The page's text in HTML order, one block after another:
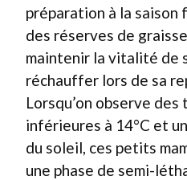
préparation à la saison
des réserves de
maintenir la vitalité de
réchauffer lors de sa
Lorsqu’on observe
inférieures à 14°C et
du soleil, ces petits
une phase de semi-